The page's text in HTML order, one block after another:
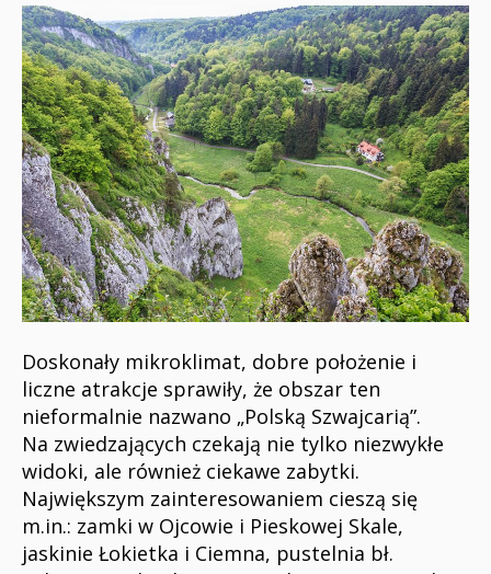
Doskonały mikroklimat, dobre położenie i
liczne atrakcje sprawiły, że obszar ten
nieformalnie nazwano „Polską Szwajcarią”.
Na zwiedzających czekają nie tylko niezwykłe
widoki, ale również ciekawe zabytki.
Największym zainteresowaniem cieszą się
m.in.: zamki w Ojcowie i Pieskowej Skale,
jaskinie Łokietka i Ciemna, pustelnia bł.